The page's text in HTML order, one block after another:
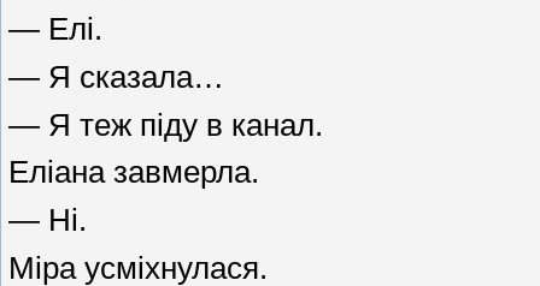
— Елі.
— Я сказала…
— Я теж піду в канал.
Еліана завмерла.
— Ні.
Міра усміхнулася.